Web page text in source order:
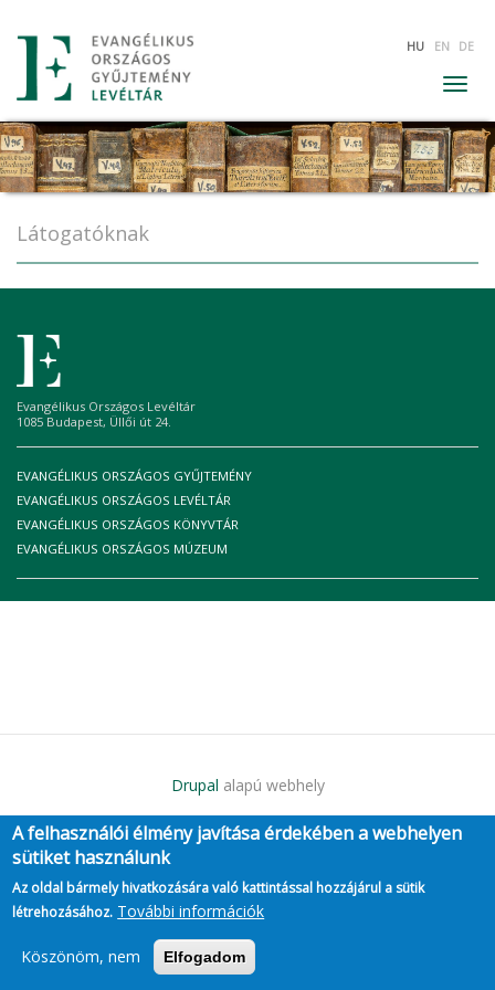
Ugrás
tartalomra
HU EN DE
Látogatóknak
Evangélikus Országos Levéltár
1085 Budapest, Üllői út 24.
EVANGÉLIKUS ORSZÁGOS GYŰJTEMÉNY
EVANGÉLIKUS ORSZÁGOS LEVÉLTÁR
EVANGÉLIKUS ORSZÁGOS KÖNYVTÁR
EVANGÉLIKUS ORSZÁGOS MÚZEUM
Drupal alapú webhely
A felhasználói élmény javítása érdekében a webhelyen
sütiket használunk
Az oldal bármely hivatkozására való kattintással hozzájárul a sütik
létrehozásához. További információk
Köszönöm, nem Elfogadom